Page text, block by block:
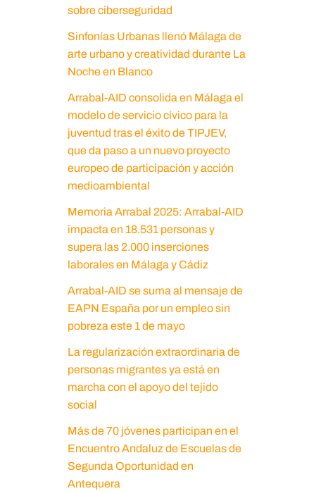
sobre ciberseguridad
Sinfonías Urbanas llenó Málaga de
arte urbano y creatividad durante La
Noche en Blanco
Arrabal-AID consolida en Málaga el
modelo de servicio cívico para la
juventud tras el éxito de TIPJEV,
que da paso a un nuevo proyecto
europeo de participación y acción
medioambiental
Memoria Arrabal 2025: Arrabal-AID
impacta en 18.531 personas y
supera las 2.000 inserciones
laborales en Málaga y Cádiz
Arrabal-AID se suma al mensaje de
EAPN España por un empleo sin
pobreza este 1 de mayo
La regularización extraordinaria de
personas migrantes ya está en
marcha con el apoyo del tejido
social
Más de 70 jóvenes participan en el
Encuentro Andaluz de Escuelas de
Segunda Oportunidad en
Antequera